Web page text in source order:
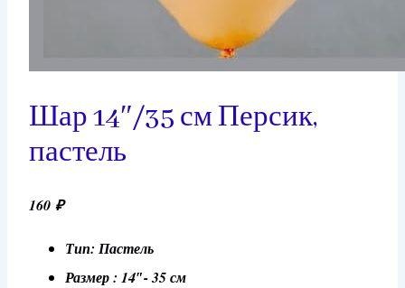
Шар 14″/35 см Персик,
пастель
160 ₽
Тип: Пастель
Размер : 14″- 35 см